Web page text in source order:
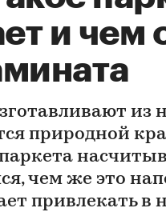
и чем
из
природной
чем же это
привлекать в